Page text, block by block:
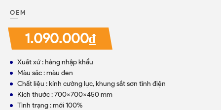
OEM
1.090.000₫
Xuất xứ : hàng nhập khẩu
Màu sắc : màu đen
Chất liệu : kính cường lực, khung sắt sơn tĩnh điện
Kích thước : 700x700x450 mm
Tình trạng : mới 100%